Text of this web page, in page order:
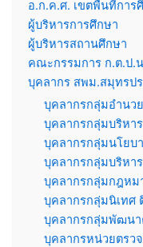
อ.ก.ค.ศ. เขตพื้นที่การ
ผู้บริหารการศึกษา
ผู้บริหารสถานศึกษา
คณะกรรมการ ก.ต.ป.
บุคลากร สพม.สมุทรป
บุคลากรกลุ่มอำนว
บุคลากรกลุ่มบริหา
บุคลากรกลุ่มนโยบ
บุคลากรกลุ่มบริหา
บุคลากรกลุ่มกฎหม
บุคลากรกลุ่มนิเทศ
บุคลากรกลุ่มพัฒนา
บุคลากรหน่วยตรว